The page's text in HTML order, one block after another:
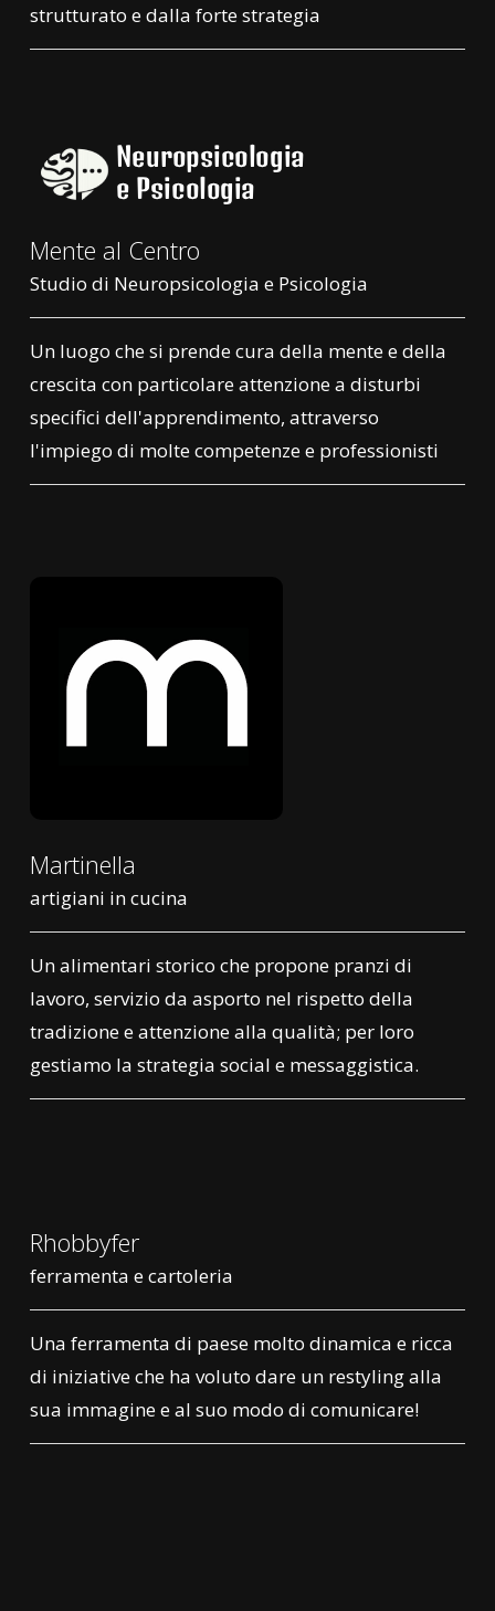
strutturato e dalla forte strategia
Mente al Centro
Studio di Neuropsicologia e Psicologia
Un luogo che si prende cura della mente e della
crescita con particolare attenzione a disturbi
specifici dell'apprendimento, attraverso
l'impiego di molte competenze e professionisti
Martinella
artigiani in cucina
Un alimentari storico che propone pranzi di
lavoro, servizio da asporto nel rispetto della
tradizione e attenzione alla qualità; per loro
gestiamo la strategia social e messaggistica.
Rhobbyfer
ferramenta e cartoleria
Una ferramenta di paese molto dinamica e ricca
di iniziative che ha voluto dare un restyling alla
sua immagine e al suo modo di comunicare!